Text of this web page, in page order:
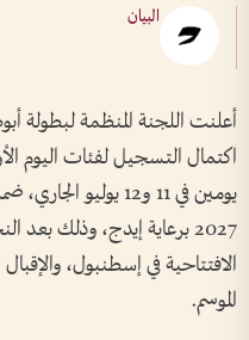
البيان
أعلنت اللجنة المنظمة لبطولة
اكتمال التسجيل لفئات اليوم
2027 برعاية إيدج، وذلك
الافتتاحية في إسطنبول،
الموسم.